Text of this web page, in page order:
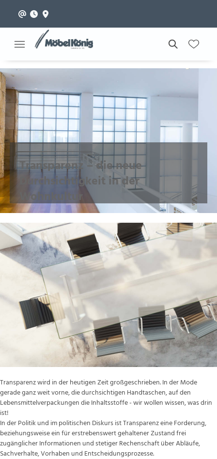
Transparenz – die neue
Durchsichtigkeit in der
Wohnkultur
Transparenz wird in der heutigen Zeit großgeschrieben. In der Mode
gerade ganz weit vorne, die durchsichtigen Handtaschen, auf den
Lebensmittelverpackungen die Inhaltsstoffe - wir wollen wissen, was drin
ist!
In der Politik und im politischen Diskurs ist Transparenz eine Forderung,
beziehungsweise ein für erstrebenswert gehaltener Zustand frei
zugänglicher Informationen und stetiger Rechenschaft über Abläufe,
Sachverhalte, Vorhaben und Entscheidungsprozesse.